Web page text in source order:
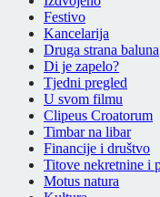
Festivo
Kancelarija
Druga strana baluna
Di je zapelo?
Tjedni pregled
U svom filmu
Clipeus Croatorum
Timbar na libar
Financije i društvo
Titove nekretnine i
Motus natura